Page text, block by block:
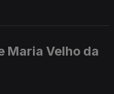
Maria Velho da